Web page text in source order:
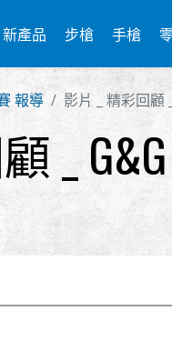
新產品 步槍 手槍
報導 影片 _ 精彩回
_